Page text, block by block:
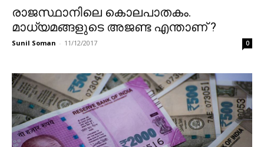
രാജസ്ഥാനിലെ കൊലപാതകം.
മാധ്യമങ്ങളുടെ അജണ്ട എന്താണ് ?
Sunil Soman - 11/12/2017 0